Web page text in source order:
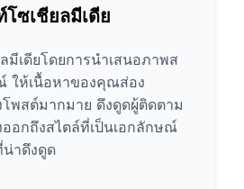
โซเชียลมีเดีย
มีเดียโดยการนำเสนอภาพส
ให้เนื้อหาของคุณส่อง
พสต์มากมาย ดึงดูดผู้ติดตาม
อกถึงสไตล์ที่เป็นเอกลักษณ์
าดึงดูด